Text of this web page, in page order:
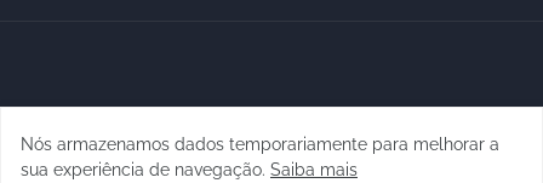
Copyright © 2010 - 2026 | raphanomundo
Nós armazenamos dados temporariamente para melhorar a
sua experiência de navegação. Saiba mais